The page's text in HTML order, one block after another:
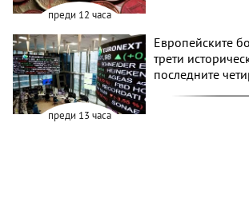
преди 12 часа
преди 13 часа
Европейските
трети
последните